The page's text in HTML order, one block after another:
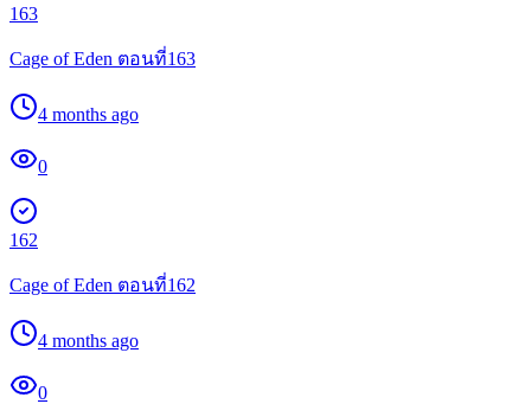
163
Cage of Eden ตอนที่163
4 months ago
0
162
Cage of Eden ตอนที่162
4 months ago
0